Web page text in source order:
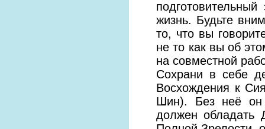
жизнь. Будьте
то, что вы
не то как вы об
на совместной
Сохрани в себе
Восхождения к
Шин). Без неё он
должен обладать